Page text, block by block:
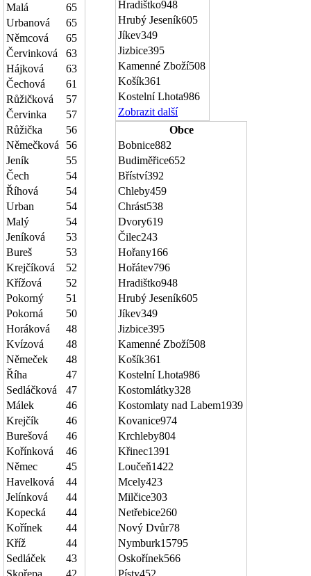
Malá
65
Urbanová
65
Němcová
65
Červinková
63
Hájková
63
Čechová
61
Růžičková
57
Červinka
57
Růžička
56
Němečková
56
Jeník
55
Čech
54
Říhová
54
Urban
54
Malý
54
Jeníková
53
Bureš
53
Krejčíková
52
Křížová
52
Pokorný
51
Pokorná
50
Horáková
48
Kvízová
48
Němeček
48
Říha
47
Sedláčková
47
Málek
46
Krejčík
46
Burešová
46
Kořínková
46
Němec
45
Havelková
44
Jelínková
44
Kopecká
44
Kořínek
44
Kříž
44
Sedláček
43
Skořepa
42
Hradištko948
Hrubý Jeseník605
Jíkev349
Jizbice395
Kamenné Zboží508
Košík361
Kostelní Lhota986
Zobrazit další
Obce
Bobnice882
Budiměřice652
Bříství392
Chleby459
Chrást538
Dvory619
Čilec243
Hořany166
Hořátev796
Hradištko948
Hrubý Jeseník605
Jíkev349
Jizbice395
Kamenné Zboží508
Košík361
Kostelní Lhota986
Kostomlátky328
Kostomlaty nad Labem1939
Kovanice974
Krchleby804
Křinec1391
Loučeň1422
Mcely423
Milčice303
Netřebice260
Nový Dvůr78
Nymburk15795
Oskořínek566
Písty452